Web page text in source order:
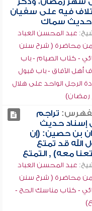
فيه على سفيان
سماك
عبد المحسن العباد
محاضرة ( شرح سنن
- كتاب الصيام - باب
أهل الآفاق - باب قبول
الرجل الواحد على هلال
رمضان)
تراجم
إسناد حديث
بن حصين: (إن
الله قد تمتع
معه) , التمتع
عبد المحسن العباد
محاضرة ( شرح سنن
- كتاب مناسك الحج -